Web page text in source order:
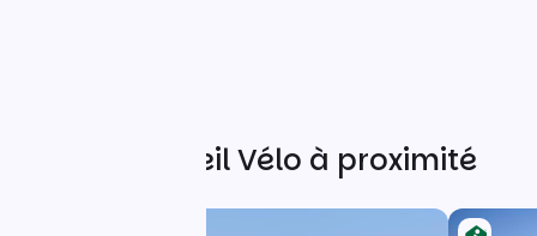
Autres Accueil Vélo à proximité